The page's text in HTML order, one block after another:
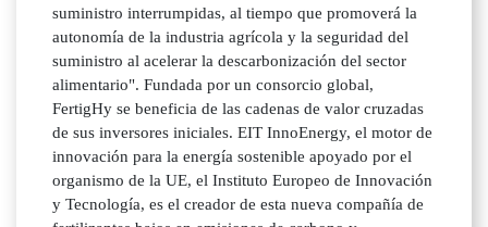
suministro interrumpidas, al tiempo que promoverá la
autonomía de la industria agrícola y la seguridad del
suministro al acelerar la descarbonización del sector
alimentario". Fundada por un consorcio global,
FertigHy se beneficia de las cadenas de valor cruzadas
de sus inversores iniciales. EIT InnoEnergy, el motor de
innovación para la energía sostenible apoyado por el
organismo de la UE, el Instituto Europeo de Innovación
y Tecnología, es el creador de esta nueva compañía de